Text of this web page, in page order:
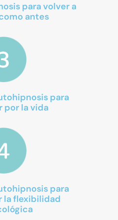
para volver a
antes
para
por la vida
para
la flexibilidad